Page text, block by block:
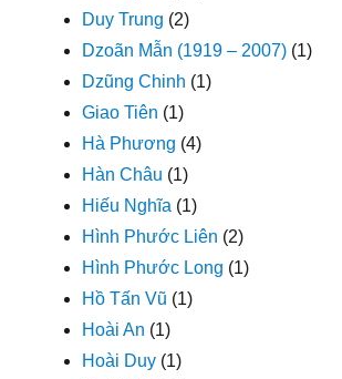
Duy Trung (2)
Dzoãn Mẫn (1919 – 2007) (1)
Dzũng Chinh (1)
Giao Tiên (1)
Hà Phương (4)
Hàn Châu (1)
Hiếu Nghĩa (1)
Hình Phước Liên (2)
Hình Phước Long (1)
Hồ Tấn Vũ (1)
Hoài An (1)
Hoài Duy (1)